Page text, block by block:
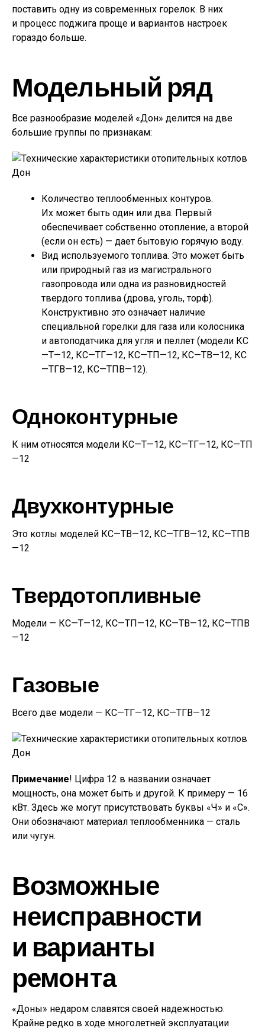
поставить одну из современных горелок. В них
и процесс поджига проще и вариантов настроек
гораздо больше.
Модельный ряд
Все разнообразие моделей «Дон» делится на две
большие группы по признакам:
Количество теплообменных контуров.
Их может быть один или два. Первый
обеспечивает собственно отопление, а второй
(если он есть) — дает бытовую горячую воду.
Вид используемого топлива. Это может быть
или природный газ из магистрального
газопровода или одна из разновидностей
твердого топлива (дрова, уголь, торф).
Конструктивно это означает наличие
специальной горелки для газа или колосника
и автоподатчика для угля и пеллет (модели КС
—Т—12, КС—ТГ—12, КС—ТП—12, КС—ТВ—12, КС
—ТГВ—12, КС—ТПВ—12).
Одноконтурные
К ним относятся модели КС—Т—12, КС—ТГ—12, КС—ТП
—12
Двухконтурные
Это котлы моделей КС—ТВ—12, КС—ТГВ—12, КС—ТПВ
—12
Твердотопливные
Модели — КС—Т—12, КС—ТП—12, КС—ТВ—12, КС—ТПВ
—12
Газовые
Всего две модели — КС—ТГ—12, КС—ТГВ—12
Примечание! Цифра 12 в названии означает
мощность, она может быть и другой. К примеру — 16
кВт. Здесь же могут присутствовать буквы «Ч» и «С».
Они обозначают материал теплообменника — сталь
или чугун.
Возможные
неисправности
и варианты
ремонта
«Доны» недаром славятся своей надежностью.
Крайне редко в ходе многолетней эксплуатации